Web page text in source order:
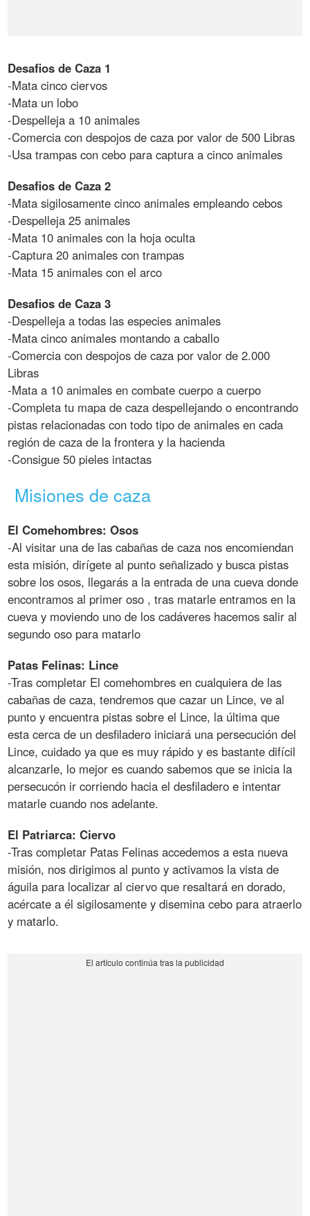
Desafios de Caza 1
-Mata cinco ciervos
-Mata un lobo
-Despelleja a 10 animales
-Comercia con despojos de caza por valor de 500 Libras
-Usa trampas con cebo para captura a cinco animales
Desafios de Caza 2
-Mata sigilosamente cinco animales empleando cebos
-Despelleja 25 animales
-Mata 10 animales con la hoja oculta
-Captura 20 animales con trampas
-Mata 15 animales con el arco
Desafios de Caza 3
-Despelleja a todas las especies animales
-Mata cinco animales montando a caballo
-Comercia con despojos de caza por valor de 2.000
Libras
-Mata a 10 animales en combate cuerpo a cuerpo
-Completa tu mapa de caza despellejando o encontrando
pistas relacionadas con todo tipo de animales en cada
región de caza de la frontera y la hacienda
-Consigue 50 pieles intactas
Misiones de caza
El Comehombres: Osos
-Al visitar una de las cabañas de caza nos encomiendan
esta misión, dirígete al punto señalizado y busca pistas
sobre los osos, llegarás a la entrada de una cueva donde
encontramos al primer oso , tras matarle entramos en la
cueva y moviendo uno de los cadáveres hacemos salir al
segundo oso para matarlo
Patas Felinas: Lince
-Tras completar El comehombres en cualquiera de las
cabañas de caza, tendremos que cazar un Lince, ve al
punto y encuentra pistas sobre el Lince, la última que
esta cerca de un desfiladero iniciará una persecución del
Lince, cuidado ya que es muy rápido y es bastante difícil
alcanzarle, lo mejor es cuando sabemos que se inicia la
persecucón ir corriendo hacia el desfiladero e intentar
matarle cuando nos adelante.
El Patriarca: Ciervo
-Tras completar Patas Felinas accedemos a esta nueva
misión, nos dirigimos al punto y activamos la vista de
águila para localizar al ciervo que resaltará en dorado,
acércate a él sigilosamente y disemina cebo para atraerlo
y matarlo.